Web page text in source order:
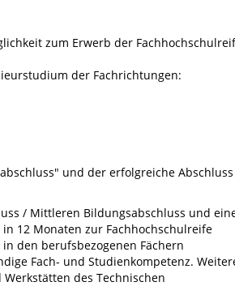
zum Erwerb der
der Fachrichtungen:
und der erfolgreiche Abschluss
/ Mittleren Bildungsabschluss und
12 Monaten zur Fachhochschulreife
den berufsbezogenen Fächern
Fach- und Studienkompetenz.
des Technischen